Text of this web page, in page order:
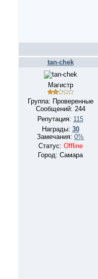
tan-chek
Магистр
Группа: Проверенные
Сообщений: 244
Репутация: 115
Награды: 30
Замечания: 0%
Статус: Offline
Город: Самара